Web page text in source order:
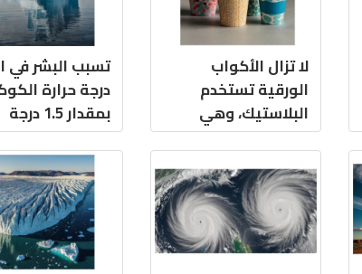
لا تزال الأكواب
الورقية تستخدم
البلاستيك، وهي
مشكلة بالنسبة
لكوكب الأرض
تسبب البشر في
درجة حرارة
بمقدار 1.5 درجة
مئوية منذ عام 1700